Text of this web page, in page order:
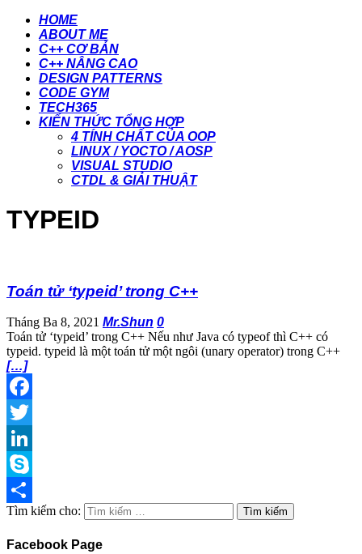
HOME
ABOUT ME
C++ CƠ BẢN
C++ NÂNG CAO
DESIGN PATTERNS
CODE GYM
TECH365
KIẾN THỨC TỔNG HỢP
4 TÍNH CHẤT CỦA OOP
LINUX / YOCTO / AOSP
VISUAL STUDIO
CTDL & GIẢI THUẬT
TYPEID
Toán tử ‘typeid’ trong C++
Tháng Ba 8, 2021 Mr.Shun 0
Toán tử ‘typeid’ trong C++ Nếu như Java có typeof thì C++ có
typeid. typeid là một toán tử một ngôi (unary operator) trong C++
[…]
Facebook
Twitter
LinkedIn
Skype
Share
Tìm kiếm cho:
Facebook Page